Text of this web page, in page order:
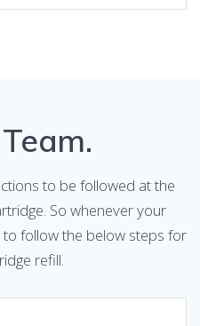
to be followed at the
So whenever your
follow the below steps for
refill.